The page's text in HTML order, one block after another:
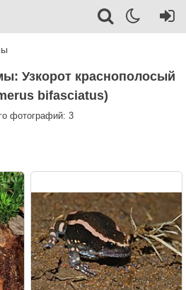
bifasciatus)
фотографий: 3